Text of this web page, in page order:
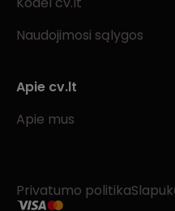
Naudojimosi sąlygos
Apie cv.lt
Apie mus
Privatumo politika